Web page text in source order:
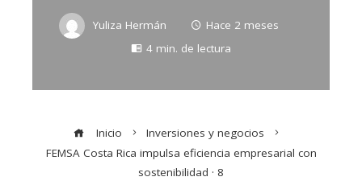
Yuliza Hermán
Hace 2 meses
4 min. de lectura
Inicio
Inversiones y negocios
FEMSA Costa Rica impulsa eficiencia empresarial con
sostenibilidad · 8